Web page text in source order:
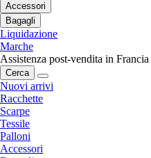
Accessori
Bagagli
Liquidazione
Marche
Assistenza post-vendita in Francia
Cerca
Nuovi arrivi
Racchette
Scarpe
Tessile
Palloni
Accessori